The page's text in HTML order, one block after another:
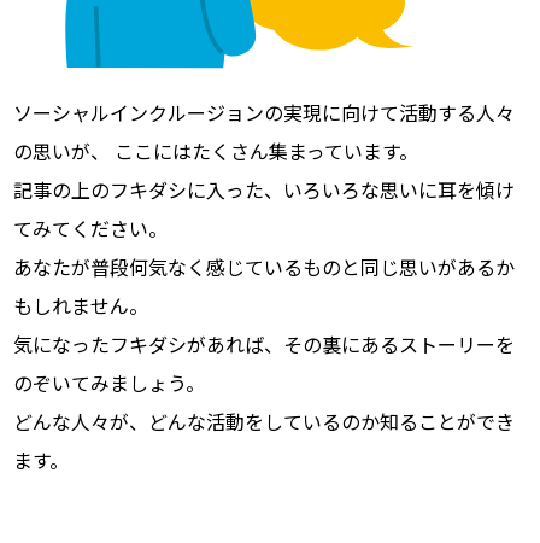
ソーシャルインクルージョンの実現に向けて活動する人々
の思いが、
ここにはたくさん集まっています。
記事の上のフキダシに入った、いろいろな思いに耳を傾け
てみてください。
あなたが普段何気なく感じているものと同じ思いがあるか
もしれません。
気になったフキダシがあれば、その裏にあるストーリーを
のぞいてみましょう。
どんな人々が、どんな活動をしているのか知ることができ
ます。